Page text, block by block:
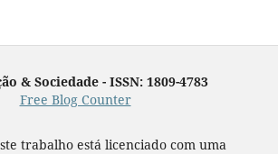
& Sociedade - ISSN: 1809-4783
Free Blog Counter
trabalho está licenciado com uma